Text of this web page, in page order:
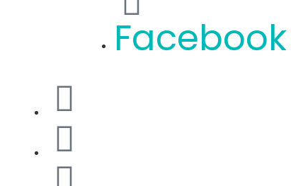
Facebook